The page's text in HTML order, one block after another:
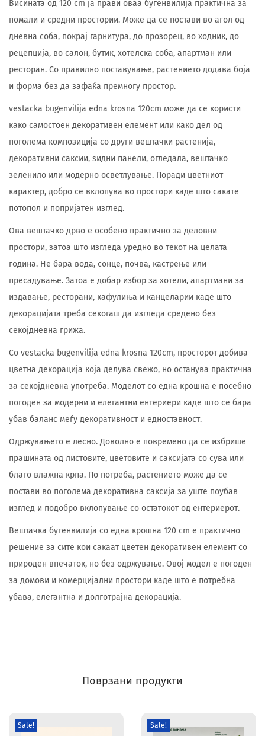
Висината од 120 cm ја прави оваа бугенвилија практична за
помали и средни простории. Може да се постави во агол од
дневна соба, покрај гарнитура, до прозорец, во ходник, до
рецепција, во салон, бутик, хотелска соба, апартман или
ресторан. Со правилно поставување, растението додава боја
и форма без да зафаќа премногу простор.
vestacka bugenvilija edna krosna 120cm може да се користи
како самостоен декоративен елемент или како дел од
поголема композиција со други вештачки растенија,
декоративни саксии, ѕидни панели, огледала, вештачко
зеленило или модерно осветлување. Поради цветниот
карактер, добро се вклопува во простори каде што сакате
потопол и попријатен изглед.
Ова вештачко дрво е особено практично за деловни
простори, затоа што изгледа уредно во текот на целата
година. Не бара вода, сонце, почва, кастрење или
пресадување. Затоа е добар избор за хотели, апартмани за
издавање, ресторани, кафулиња и канцеларии каде што
декорацијата треба секогаш да изгледа средено без
секојдневна грижа.
Со vestacka bugenvilija edna krosna 120cm, просторот добива
цветна декорација која делува свежо, но останува практична
за секојдневна употреба. Моделот со една крошна е посебно
погоден за модерни и елегантни ентериери каде што се бара
убав баланс меѓу декоративност и едноставност.
Одржувањето е лесно. Доволно е повремено да се избрише
прашината од листовите, цветовите и саксијата со сува или
благо влажна крпа. По потреба, растението може да се
постави во поголема декоративна саксија за уште поубав
изглед и подобро вклопување со остатокот од ентериерот.
Вештачка бугенвилија со една крошна 120 cm е практично
решение за сите кои сакаат цветен декоративен елемент со
природен впечаток, но без одржување. Овој модел е погоден
за домови и комерцијални простори каде што е потребна
убава, елегантна и долготрајна декорација.
Поврзани продукти
Sale! Sale!